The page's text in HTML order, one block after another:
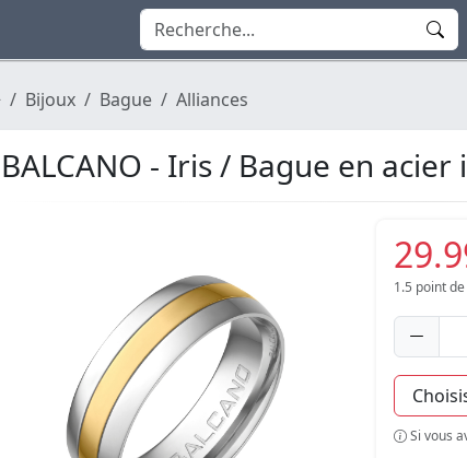
Bijoux Bague Alliances
BALCANO - Iris / Bague en
1.5 point
Si vous